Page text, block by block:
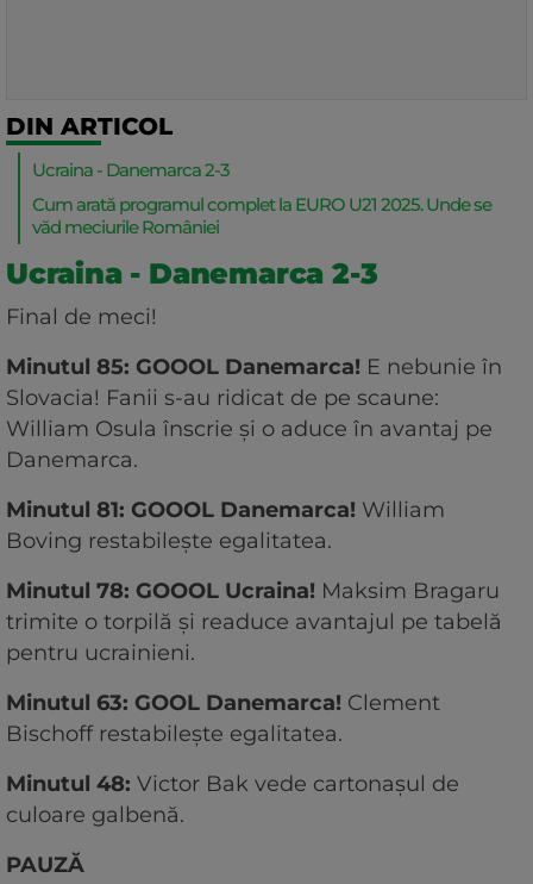
DIN ARTICOL
Ucraina - Danemarca 2-3
Cum arată programul complet la EURO U21 2025. Unde se
văd meciurile României
Ucraina - Danemarca 2-3
Final de meci!
Minutul 85: GOOOL Danemarca! E nebunie în
Slovacia! Fanii s-au ridicat de pe scaune:
William Osula înscrie și o aduce în avantaj pe
Danemarca.
Minutul 81: GOOOL Danemarca! William
Boving restabilește egalitatea.
Minutul 78: GOOOL Ucraina! Maksim Bragaru
trimite o torpilă și readuce avantajul pe tabelă
pentru ucrainieni.
Minutul 63: GOOL Danemarca! Clement
Bischoff restabilește egalitatea.
Minutul 48: Victor Bak vede cartonașul de
culoare galbenă.
PAUZĂ